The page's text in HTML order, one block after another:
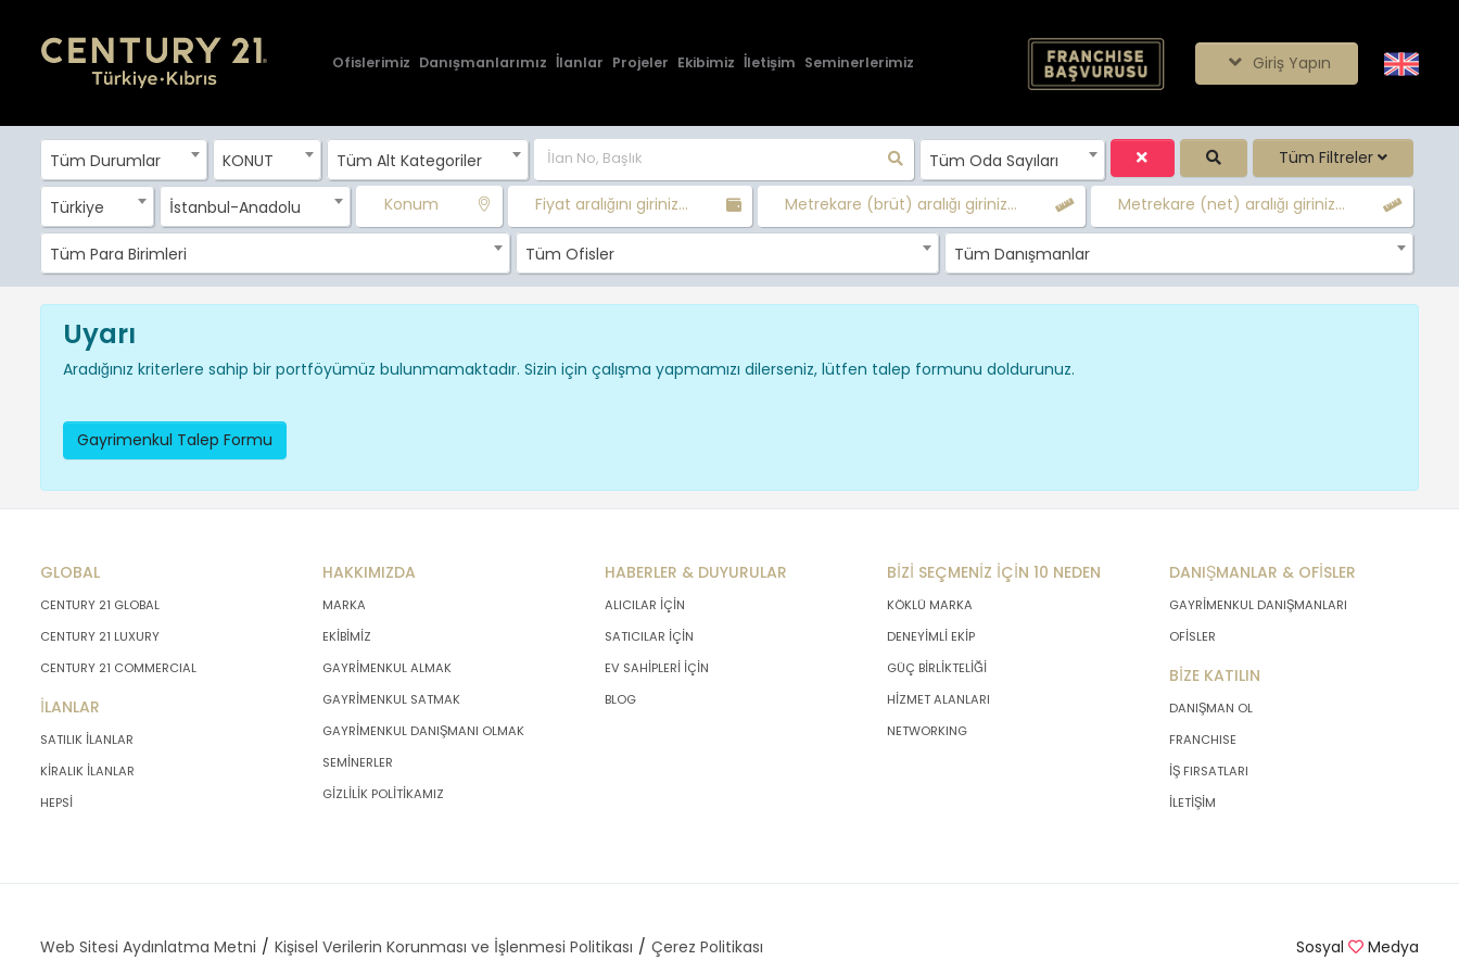
Ofislerimiz Danışmanlarımız İlanlar Projeler Ekibimiz İletişim Seminerlerimiz Giriş Yapın
Tüm Durumlar KONUT Tüm Alt Kategoriler Tüm Oda Sayıları Tüm Filtreler
Türkiye İstanbul-Anadolu Konum Fiyat aralığını giriniz... Metrekare (brüt) aralığı giriniz... Metrekare (net) aralığı giriniz...
Tüm Para Birimleri Tüm Ofisler Tüm Danışmanlar
Uyarı
Aradığınız kriterlere sahip bir portföyümüz bulunmamaktadır. Sizin için çalışma yapmamızı dilerseniz, lütfen talep formunu doldurunuz.
Gayrimenkul Talep Formu
GLOBAL
CENTURY 21 GLOBAL
CENTURY 21 LUXURY
CENTURY 21 COMMERCIAL
İLANLAR
SATILIK İLANLAR
KİRALIK İLANLAR
HEPSİ
HAKKIMIZDA
MARKA
EKİBİMİZ
GAYRİMENKUL ALMAK
GAYRİMENKUL SATMAK
GAYRİMENKUL DANIŞMANI OLMAK
SEMİNERLER
GİZLİLİK POLİTİKAMIZ
HABERLER & DUYURULAR
ALICILAR İÇİN
SATICILAR İÇİN
EV SAHİPLERİ İÇİN
BLOG
BİZİ SEÇMENİZ İÇİN 10 NEDEN
KÖKLÜ MARKA
DENEYİMLİ EKİP
GÜÇ BİRLİKTELİĞİ
HİZMET ALANLARI
NETWORKING
DANIŞMANLAR & OFİSLER
GAYRİMENKUL DANIŞMANLARI
OFİSLER
BİZE KATILIN
DANIŞMAN OL
FRANCHISE
İŞ FIRSATLARI
İLETİŞİM
Web Sitesi Aydınlatma Metni Kişisel Verilerin Korunması ve İşlenmesi Politikası Çerez Politikası Sosyal Medya